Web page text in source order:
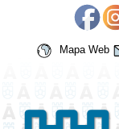
Mapa Web